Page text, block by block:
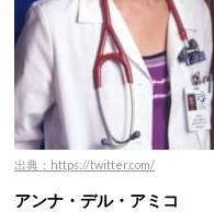
出典：https://twitter.com/
アンナ・デル・アミコ